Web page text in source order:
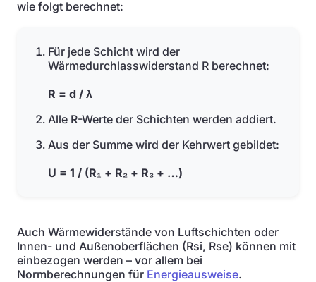
wie folgt berechnet:
Für jede Schicht wird der
Wärmedurchlasswiderstand R berechnet:
R = d / λ
Alle R-Werte der Schichten werden addiert.
Aus der Summe wird der Kehrwert gebildet:
U = 1 / (R₁ + R₂ + R₃ + …)
Auch Wärmewiderstände von Luftschichten oder
Innen- und Außenoberflächen (Rsi, Rse) können mit
einbezogen werden – vor allem bei
Normberechnungen für Energieausweise.